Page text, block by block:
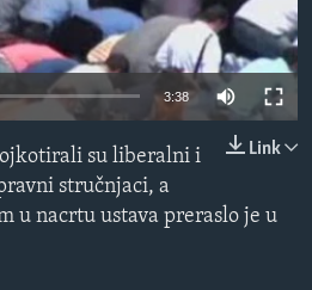
3:38
Link
su liberalni i
stručnjaci, a
u nacrtu ustava preraslo je u